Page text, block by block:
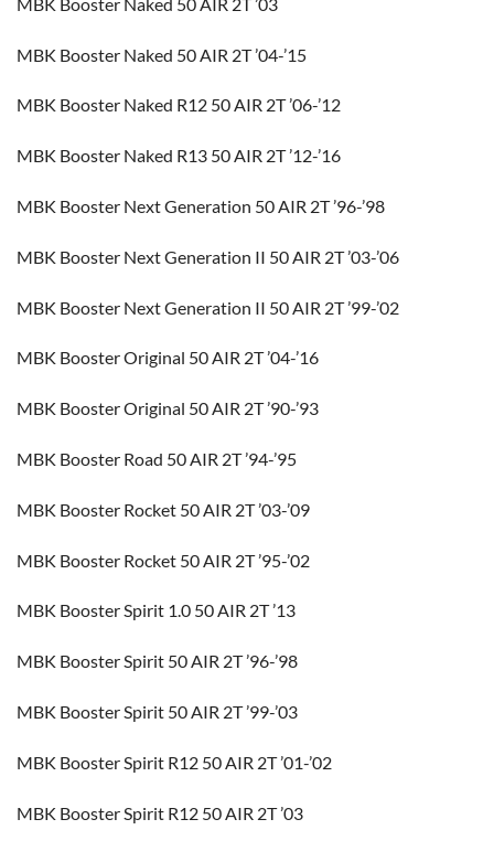
MBK Booster Naked 50 AIR 2T ’04-’15
MBK Booster Naked R12 50 AIR 2T ’06-’12
MBK Booster Naked R13 50 AIR 2T ’12-’16
MBK Booster Next Generation 50 AIR 2T ’96-’98
MBK Booster Next Generation II 50 AIR 2T ’03-’06
MBK Booster Next Generation II 50 AIR 2T ’99-’02
MBK Booster Original 50 AIR 2T ’04-’16
MBK Booster Original 50 AIR 2T ’90-’93
MBK Booster Road 50 AIR 2T ’94-’95
MBK Booster Rocket 50 AIR 2T ’03-’09
MBK Booster Rocket 50 AIR 2T ’95-’02
MBK Booster Spirit 1.0 50 AIR 2T ’13
MBK Booster Spirit 50 AIR 2T ’96-’98
MBK Booster Spirit 50 AIR 2T ’99-’03
MBK Booster Spirit R12 50 AIR 2T ’01-’02
MBK Booster Spirit R12 50 AIR 2T ’03